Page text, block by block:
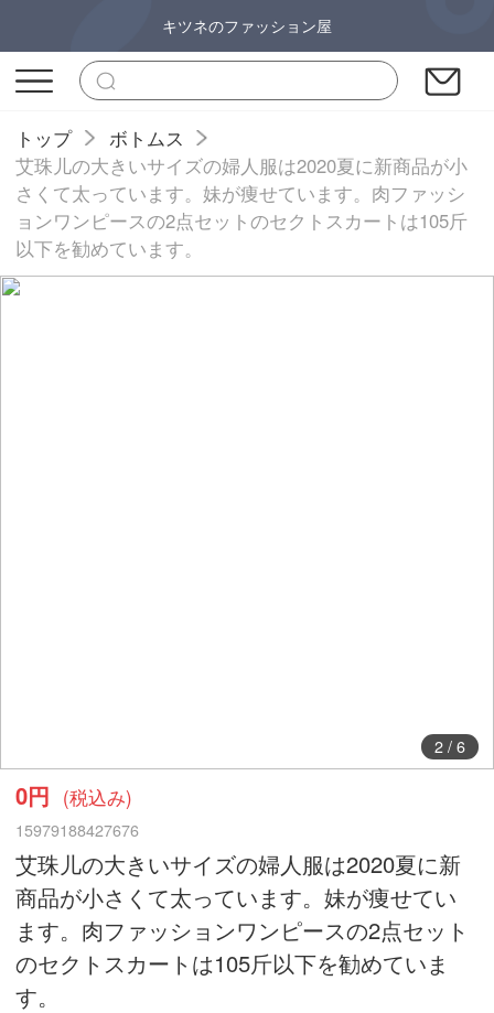
キツネのファッション屋
トップ
ボトムス
艾珠儿の大きいサイズの婦人服は2020夏に新商品が小
さくて太っています。妹が痩せています。肉ファッシ
ョンワンピースの2点セットのセクトスカートは105斤
以下を勧めています。
2/ 6
0円 (税込み)
15979188427676
艾珠儿の大きいサイズの婦人服は2020夏に新
商品が小さくて太っています。妹が痩せてい
ます。肉ファッションワンピースの2点セット
のセクトスカートは105斤以下を勧めていま
す。